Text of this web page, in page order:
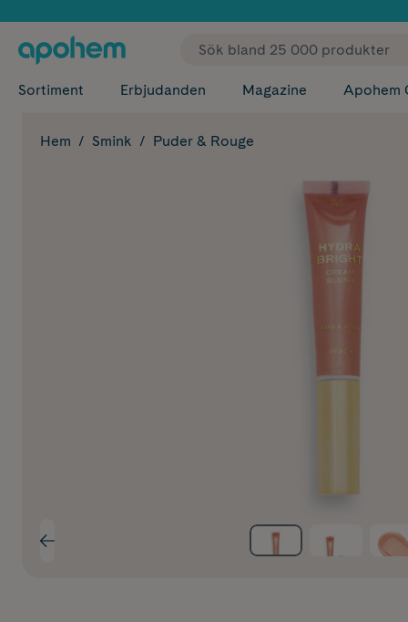
✓ Fri
Sortiment Erbjudanden Magazine Apohem
Hem Smink Puder & Rouge